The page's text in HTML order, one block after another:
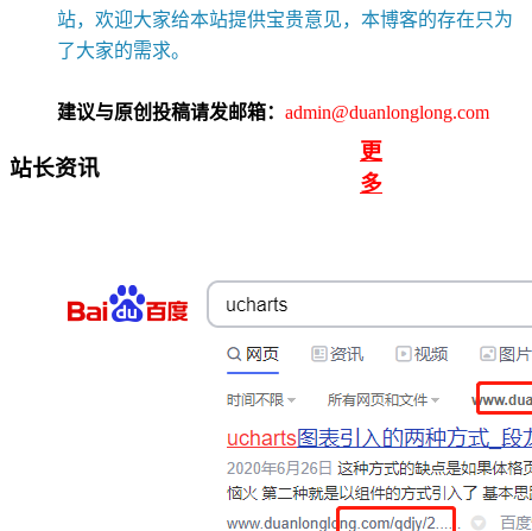
站，欢迎大家给本站提供宝贵意见，本博客的存在只为
了大家的需求。
建议与原创投稿请发邮箱： admin@duanlonglong.com
站长资讯
更
多